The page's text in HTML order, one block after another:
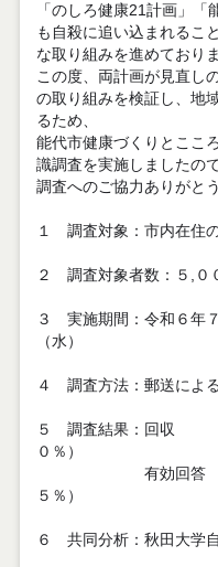
「のしろ健康21計画」
も自殺に追い込まれるこ
な取り組みを進めておりま
この度、両計画が見直し
の取り組みを検証し、地
るため、
能代市健康づくりとここ
識調査を実施しましたの
調査へのご協力ありがと
１ 調査対象：市内在住
２ 調査対象者数：５,０
３ 実施期間：令和６年
（水）
４ 調査方法：郵送によ
５ 調査結果：回収
０％）
有効回答 １,５７
５％）
６ 共同分析：秋田大学